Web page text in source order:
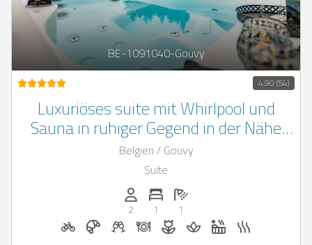
BE-1091040-Gouvy
4,90 (54)
Luxuriöses suite mit Whirlpool und
Sauna in ruhiger Gegend in der Nähe
von Luxemburg
Belgien / Gouvy
Suite
Anzahl der Personen: 2
2
Anzahl der Schlafzimmer: 1
1
Anzahl der Badezimmer: 1
1
Fahrradverleih auf Anfrage
Frühstück bei Casapilot buchbar
Begrüßungsgetränke auf
Abendessen auf Anfrage
Blumen und
Massage auf
Whirlpool